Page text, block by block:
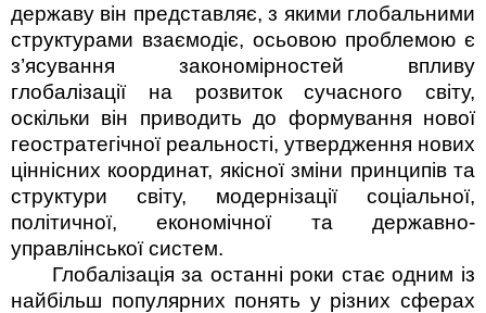
державу він представляє, з якими глобальними
структурами взаємодіє, осьовою проблемою є
з’ясування закономірностей впливу
глобалізації на розвиток сучасного світу,
оскільки він приводить до формування нової
геостратегічної реальності, утвердження нових
ціннісних координат, якісної зміни принципів та
структури світу, модернізації соціальної,
політичної, економічної та державно-
управлінської систем.
Глобалізація за останні роки стає одним із
найбільш популярних понять у різних сферах